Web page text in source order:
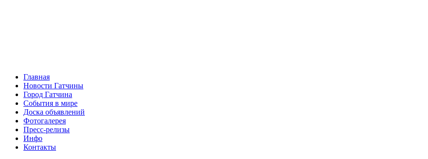
Главная
Новости Гатчины
Город Гатчина
События в мире
Доска объявлений
Фотогалерея
Пресс-релизы
Инфо
Контакты